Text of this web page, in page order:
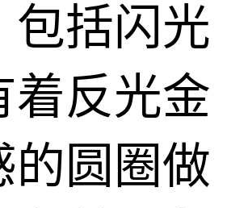
包括闪光
着反光金
的圆圈做